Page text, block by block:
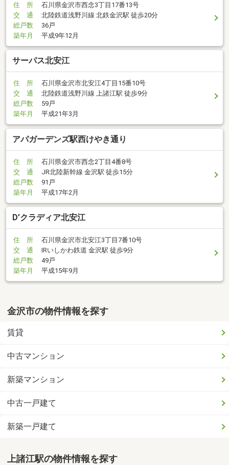
住 所
石川県金沢市西念3丁目17番13号
交 通
北陸鉄道浅野川線 北鉄金沢駅 徒歩20分
総戸数
36戸
築年月
平成9年12月
サーパス北安江
住 所
石川県金沢市北安江4丁目15番10号
交 通
北陸鉄道浅野川線 上諸江駅 徒歩9分
総戸数
59戸
築年月
平成21年3月
アパガーデンズ駅西けやき通り
住 所
石川県金沢市西念2丁目4番8号
交 通
JR北陸新幹線 金沢駅 徒歩15分
総戸数
91戸
築年月
平成17年2月
D’クラディア北安江
住 所
石川県金沢市北安江3丁目7番10号
交 通
IRいしかわ鉄道 金沢駅 徒歩9分
総戸数
49戸
築年月
平成15年9月
金沢市の物件情報を探す
賃貸
中古マンション
新築マンション
中古一戸建て
新築一戸建て
上諸江駅の物件情報を探す